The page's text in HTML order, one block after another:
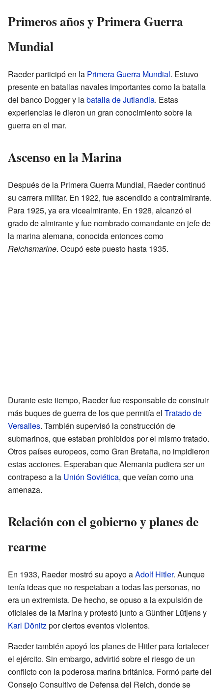
Primeros años y Primera Guerra
Mundial
Raeder participó en la Primera Guerra Mundial. Estuvo
presente en batallas navales importantes como la batalla
del banco Dogger y labatalla de Jutlandia. Estas
experiencias le dieron un gran conocimiento sobre la
guerra en el mar.
Ascenso en la Marina
Después de la Primera Guerra Mundial, Raeder continuó
su carrera militar. En 1922, fue ascendido a contralmirante.
Para 1925, ya era vicealmirante. En 1928, alcanzó el
grado de almirante y fue nombrado comandante en jefe de
la marina alemana, conocida entonces como
Reichsmarine. Ocupó este puesto hasta 1935.
Durante este tiempo, Raeder fue responsable de construir
más buques de guerra de los que permitía el Tratado de
Versalles. También supervisó la construcción de
submarinos, que estaban prohibidos por el mismo tratado.
Otros países europeos, como Gran Bretaña, no impidieron
estas acciones. Esperaban que Alemania pudiera ser un
contrapeso a la Unión Soviética, que veían como una
amenaza.
Relación con el gobierno y planes de
rearme
En 1933, Raeder mostró su apoyo aAdolf Hitler. Aunque
tenía ideas que no respetaban a todas las personas, no
era un extremista. De hecho, se opuso a la expulsión de
oficiales de la Marina y protestó junto a Günther Lütjens y
Karl Dönitzpor ciertos eventos violentos.
Raeder también apoyó los planes de Hitler para fortalecer
el ejército. Sin embargo, advirtió sobre el riesgo de un
conflicto con la poderosa marina británica. Formó parte del
Consejo Consultivo de Defensa del Reich, donde se